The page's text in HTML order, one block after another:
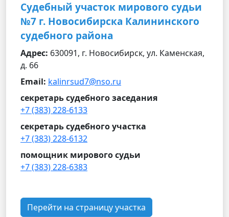
Судебный участок мирового судьи
№7 г. Новосибирска Калининского
судебного района
Адрес: 630091, г. Новосибирск, ул. Каменская,
д. 66
Email: kalinrsud7@nso.ru
секретарь судебного заседания
+7 (383) 228-6133
секретарь судебного участка
+7 (383) 228-6132
помощник мирового судьи
+7 (383) 228-6383
Перейти на страницу участка